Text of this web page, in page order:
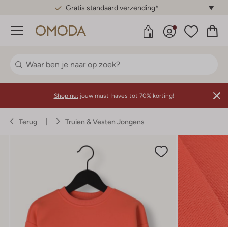
Gratis standaard verzending*
Menu
Shop nu: jouw must-haves tot 70% korting!
Terug Truien & Vesten Jongens